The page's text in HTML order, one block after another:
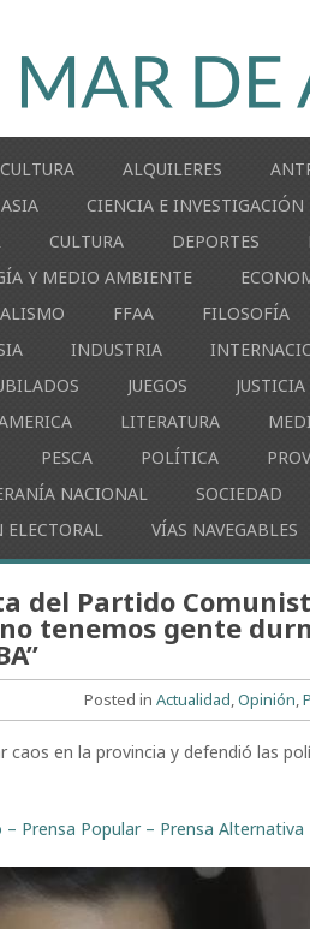
ALQUILERES
ASIA CIENCIA E INVESTIGACIÓN
CULTURA DEPORTES
Y MEDIO AMBIENTE
FFAA FILOSOFÍA
INDUSTRIA
JUEGOS JUSTICIA
LITERATURA
PESCA POLÍTICA
NACIONAL SOCIEDAD
ELECTORAL VÍAS NAVEGABLES
del Partido
no tenemos gente
Posted inActualidad,Opinión,
caos en la provincia y defendió las
Prensa Popular – Prensa Alternativa